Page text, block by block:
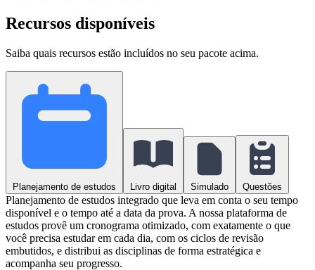
Recursos disponíveis
Saiba quais recursos estão incluídos no seu pacote acima.
Planejamento de estudos Livro digital Simulado Questões
Planejamento de estudos integrado que leva em conta o seu tempo
disponível e o tempo até a data da prova. A nossa plataforma de
estudos provê um cronograma otimizado, com exatamente o que
você precisa estudar em cada dia, com os ciclos de revisão
embutidos, e distribui as disciplinas de forma estratégica e
acompanha seu progresso.